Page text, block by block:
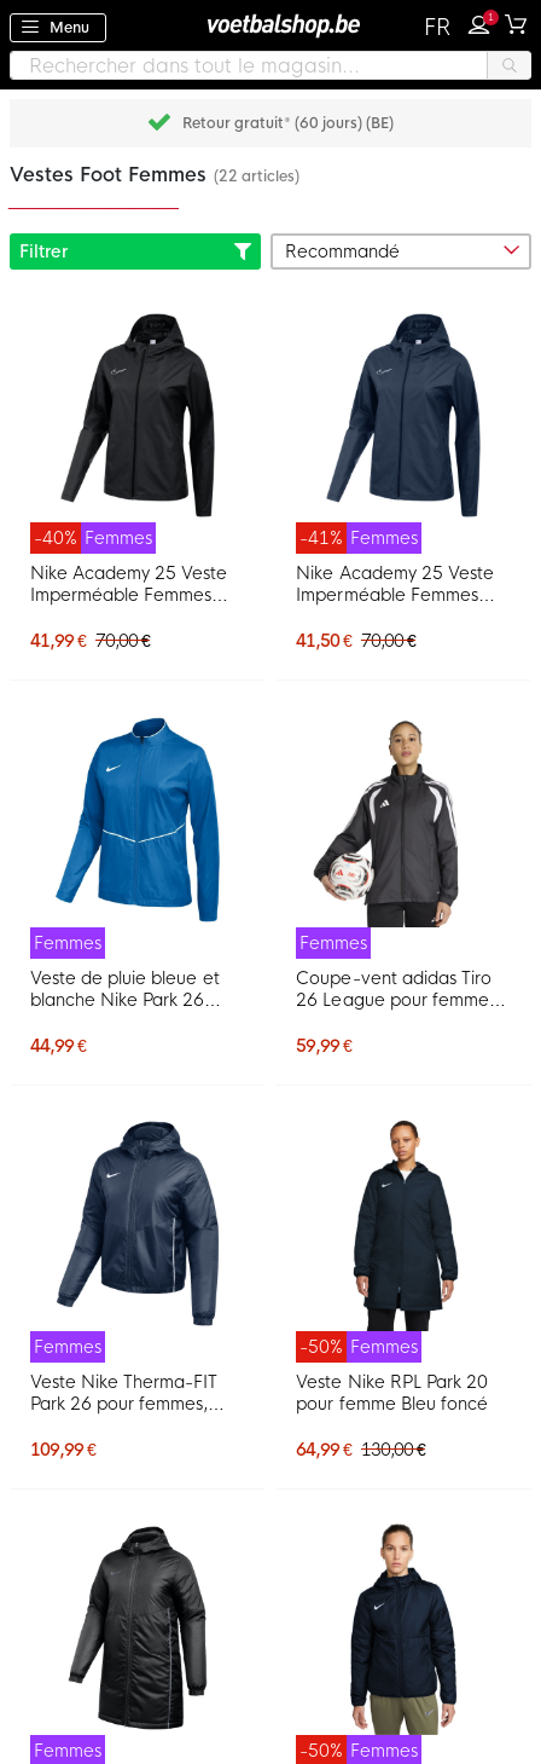
Menu FR 1
Retour gratuit* (60 jours) (BE)
Vestes Foot Femmes (22 articles)
Filtrer
-40% Femmes
Nike Academy 25 Veste
Imperméable Femmes
41,99 € 70,00 €
-41% Femmes
Nike Academy 25 Veste
Imperméable Femmes
41,50 € 70,00 €
Femmes
Veste de pluie bleue et
blanche Nike Park 26
44,99 €
Femmes
Coupe-vent adidas Tiro
26 League pour femmes,
59,99 €
Femmes
Veste Nike Therma-FIT
Park 26 pour femmes,
109,99 €
-50% Femmes
Veste Nike RPL Park 20
pour femme Bleu foncé
64,99 € 130,00 €
Femmes
-50% Femmes